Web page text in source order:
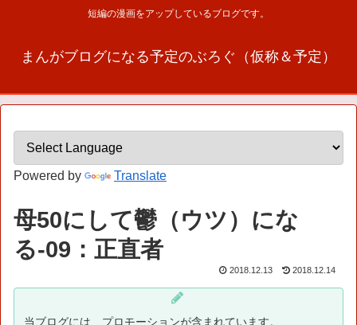
短編の漫画をアップしているブログです。
まんがブログになる予定のぶろぐ（仮称＆予定）
Powered by Translate
母50にして鬱（ウツ）にな
る-09：正直者
2018.12.13 2018.12.14
当ブログには、プロモーションが含まれています。